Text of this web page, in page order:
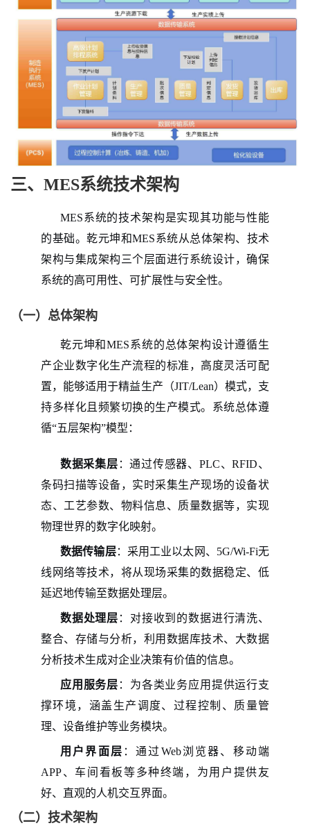
三、MES系统技术架构
MES系统的技术架构是实现其功能与性能
的基础。乾元坤和MES系统从总体架构、技术
架构与集成架构三个层面进行系统设计，确保
系统的高可用性、可扩展性与安全性。
（一）总体架构
乾元坤和MES系统的总体架构设计遵循生
产企业数字化生产流程的标准，高度灵活可配
置，能够适用于精益生产（JIT/Lean）模式，支
持多样化且频繁切换的生产模式。系统总体遵
循“五层架构”模型：
数据采集层 ：通过传感器、PLC、RFID、
条码扫描等设备，实时采集生产现场的设备状
态、工艺参数、物料信息、质量数据等，实现
物理世界的数字化映射。
数据传输层：采用工业以太网、5G/Wi-Fi无
线网络等技术，将从现场采集的数据稳定、低
延迟地传输至数据处理层。
数据处理层 ：对接收到的数据进行清洗、
整合、存储与分析，利用数据库技术、大数据
分析技术生成对企业决策有价值的信息。
应用服务层 ：为各类业务应用提供运行支
撑环境，涵盖生产调度、过程控制、质量管
理、设备维护等业务模块。
用户界面层 ：通过Web浏览器、移动端
APP、车间看板等多种终端，为用户提供友
好、直观的人机交互界面。
（二）技术架构